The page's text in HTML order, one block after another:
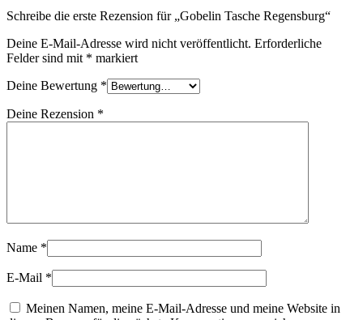
Schreibe die erste Rezension für „Gobelin Tasche Regensburg“
Deine E-Mail-Adresse wird nicht veröffentlicht. Erforderliche
Felder sind mit * markiert
Deine Bewertung *
Deine Rezension *
Name *
E-Mail *
Meinen Namen, meine E-Mail-Adresse und meine Website in